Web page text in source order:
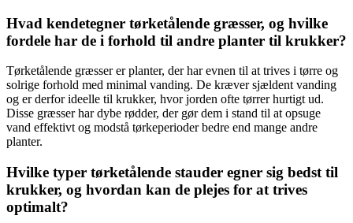
Hvad kendetegner tørketålende græsser, og hvilke
fordele har de i forhold til andre planter til krukker?
Tørketålende græsser er planter, der har evnen til at trives i tørre og
solrige forhold med minimal vanding. De kræver sjældent vanding
og er derfor ideelle til krukker, hvor jorden ofte tørrer hurtigt ud.
Disse græsser har dybe rødder, der gør dem i stand til at opsuge
vand effektivt og modstå tørkeperioder bedre end mange andre
planter.
Hvilke typer tørketålende stauder egner sig bedst til
krukker, og hvordan kan de plejes for at trives
optimalt?